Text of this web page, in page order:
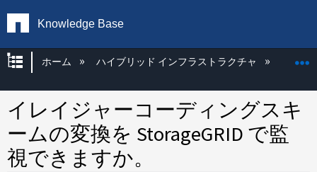
Knowledge Base
グローバル階層を展開/折りたたむ
ホーム ハイブリッド インフラストラクチャ
イレイジャーコーディングスキ
ームの変換を StorageGRID で監
視できますか。